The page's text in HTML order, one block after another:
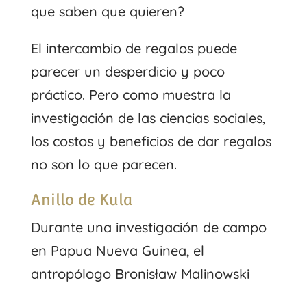
que saben que quieren?
El intercambio de regalos puede
parecer un desperdicio y poco
práctico. Pero como muestra la
investigación de las ciencias sociales,
los costos y beneficios de dar regalos
no son lo que parecen.
Anillo de Kula
Durante una investigación de campo
en Papua Nueva Guinea, el
antropólogo Bronisław Malinowski